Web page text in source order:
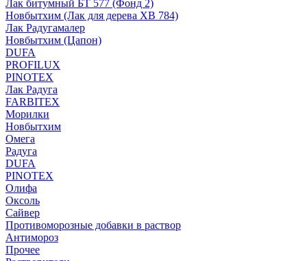
Лак битумный БТ 577 (Фонд 2)
Новбытхим (Лак для дерева ХВ 784)
Лак Радугамалер
Новбытхим (Цапон)
DUFA
PROFILUX
PINOTEX
Лак Радуга
FARBITEX
Морилки
Новбытхим
Омега
Радуга
DUFA
PINOTEX
Олифа
Оксоль
Сайвер
Противоморозные добавки в раствор
Антимороз
Прочее